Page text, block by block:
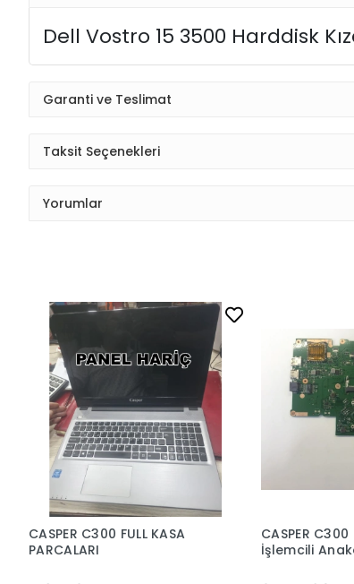
Dell Vostro 15 3500 Harddisk
Garanti ve Teslimat
Taksit Seçenekleri
Yorumlar
CASPER C300 FULL KASA
PARCALARI
CASPER
İşlemcili